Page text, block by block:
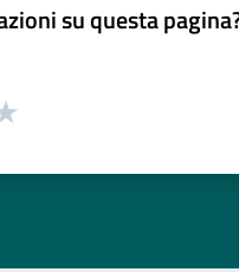
su questa